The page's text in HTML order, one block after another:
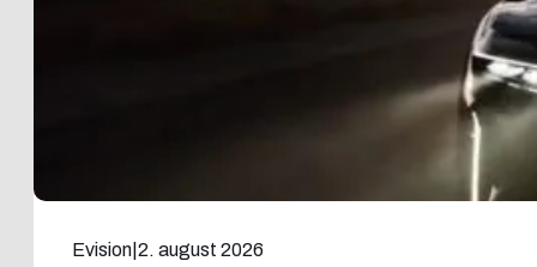
Evision 2. august 2026